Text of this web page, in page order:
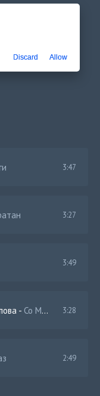
3:47
3:27
3:49
- Со Мной До Конца 3:28
2:49
Discard Allow